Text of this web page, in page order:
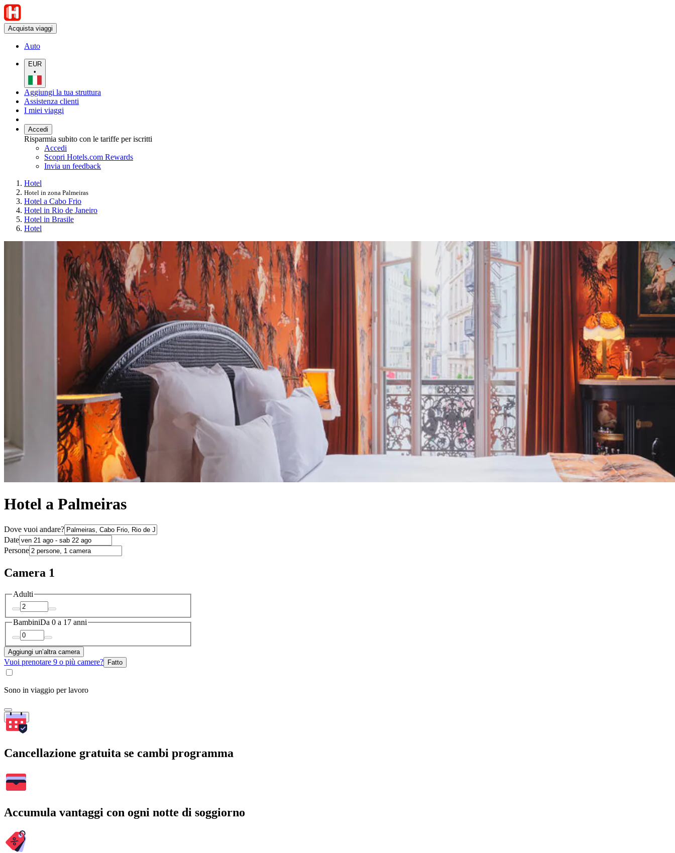
Acquista viaggi
Auto
EUR
•
Aggiungi la tua struttura
Assistenza clienti
I miei viaggi
Accedi
Risparmia subito con le tariffe per iscritti
Accedi
Scopri Hotels.com Rewards
Invia un feedback
Hotel
Hotel in zona Palmeiras
Hotel a Cabo Frio
Hotel in Rio de Janeiro
Hotel in Brasile
Hotel
Hotel a Palmeiras
Dove vuoi andare?
Date
Persone
Camera 1
Adulti
BambiniDa 0 a 17 anni
Aggiungi un’altra camera
Vuoi prenotare 9 o più camere? Fatto
Sono in viaggio per lavoro
Cerca
Cancellazione gratuita se cambi programma
Accumula vantaggi con ogni notte di soggiorno